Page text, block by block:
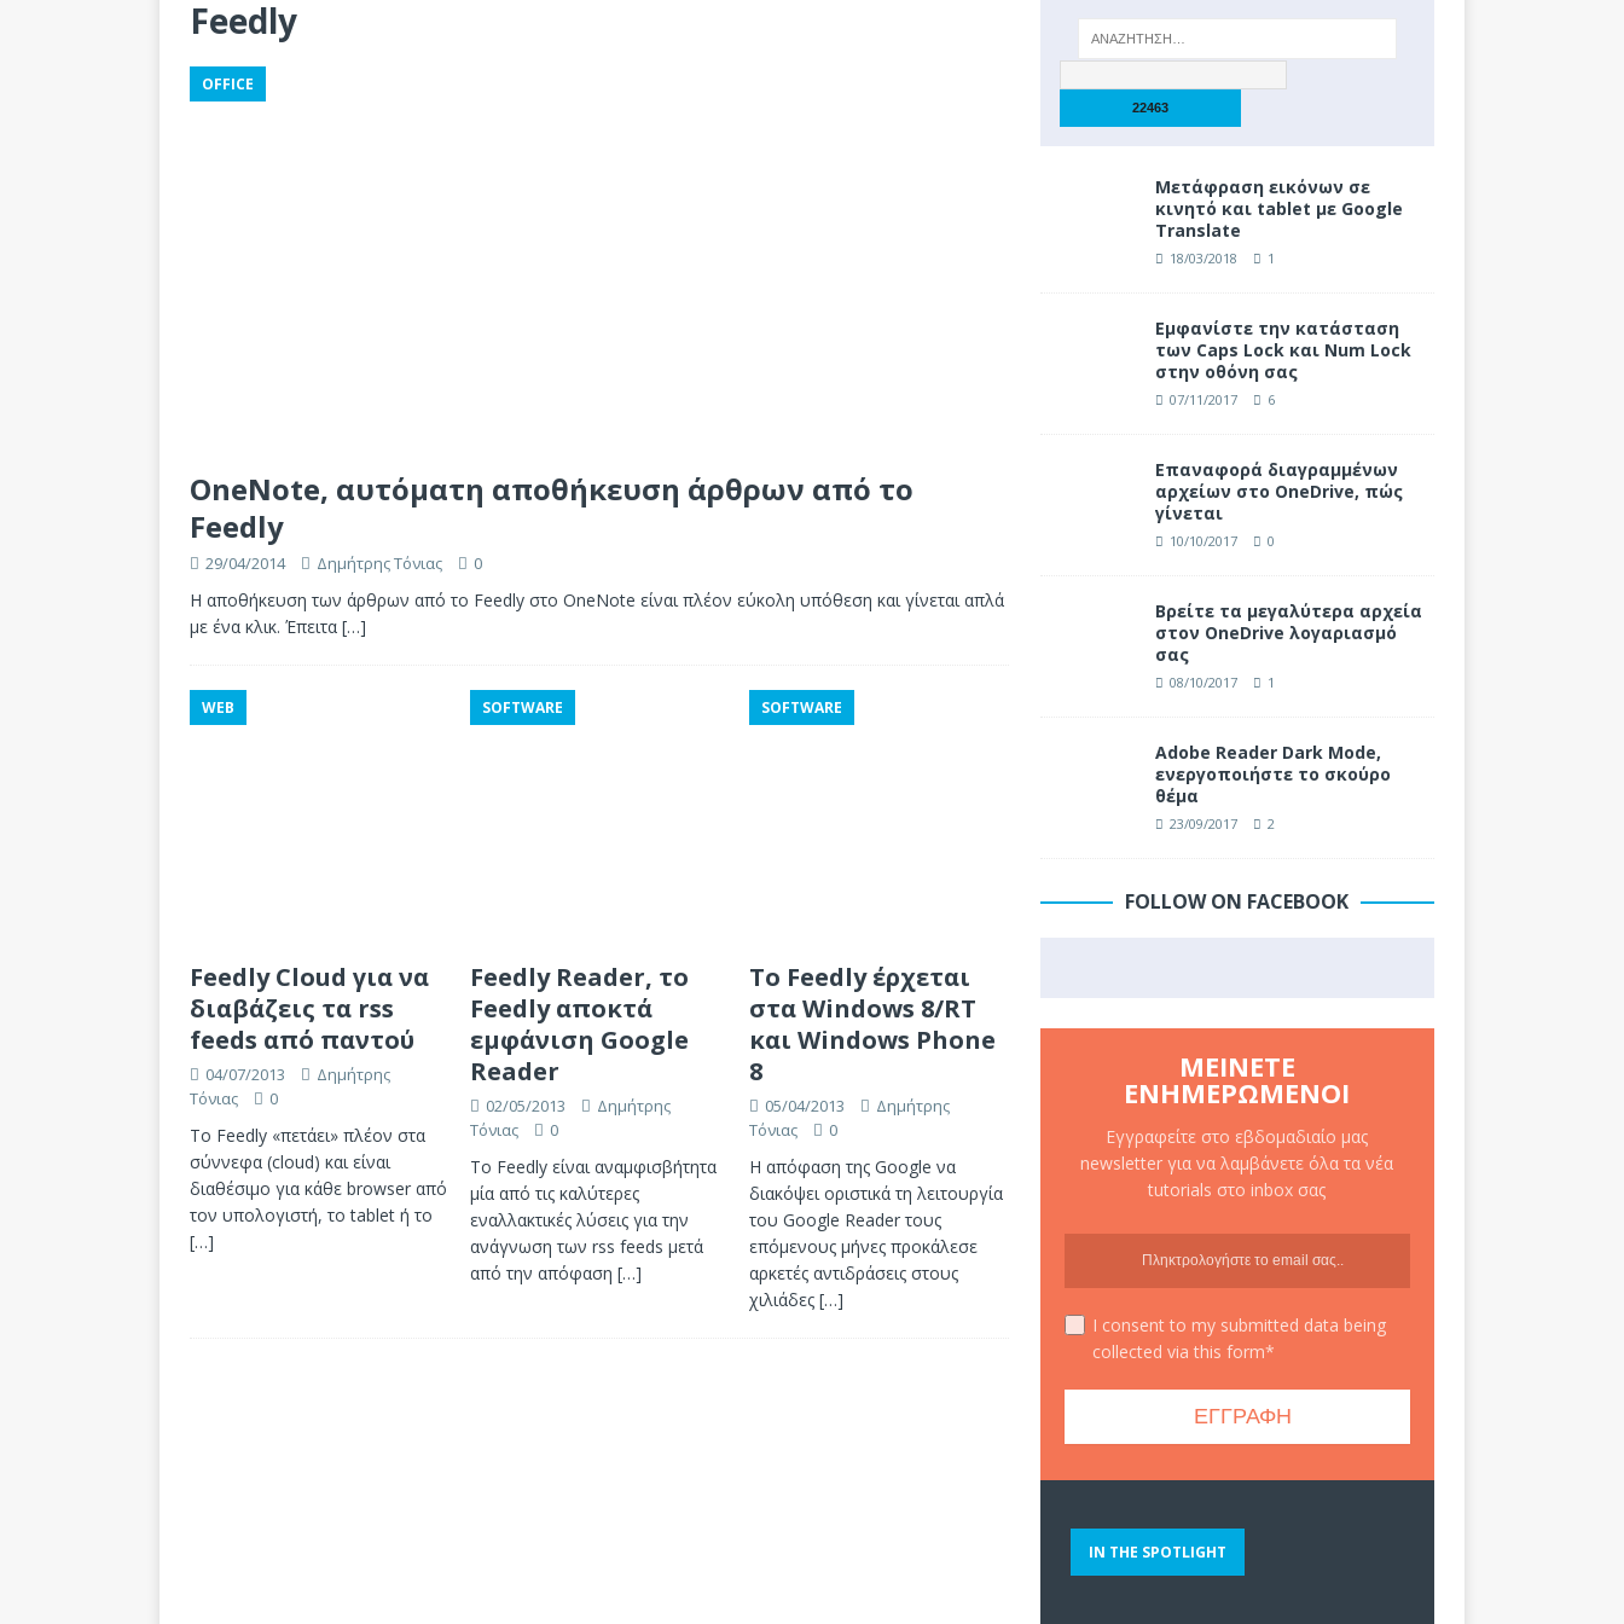
Feedly
OFFICE
OneNote, αυτόματη αποθήκευση άρθρων από το
Feedly
29/04/2014 Δημήτρης Τόνιας 0
Η αποθήκευση των άρθρων από το Feedly στο OneNote είναι πλέον εύκολη υπόθεση και γίνεται απλά
με ένα κλικ. Έπειτα […]
WEB
Feedly Cloud για να
διαβάζεις τα rss
feeds από παντού
04/07/2013
Δημήτρης
Τόνιας
0
Το Feedly «πετάει» πλέον στα
σύννεφα (cloud) και είναι
διαθέσιμο για κάθε browser από
τον υπολογιστή, το tablet ή το
[…]
SOFTWARE
Feedly Reader, το
Feedly αποκτά
εμφάνιση Google
Reader
02/05/2013
Δημήτρης
Τόνιας
0
Το Feedly είναι αναμφισβήτητα
μία από τις καλύτερες
εναλλακτικές λύσεις για την
ανάγνωση των rss feeds μετά
από την απόφαση […]
SOFTWARE
Το Feedly έρχεται
στα Windows 8/RT
και Windows Phone
8
05/04/2013
Δημήτρης
Τόνιας
0
Η απόφαση της Google να
διακόψει οριστικά τη λειτουργία
του Google Reader τους
επόμενους μήνες προκάλεσε
αρκετές αντιδράσεις στους
χιλιάδες[…]
Μετάφραση εικόνων σε
κινητό και tablet με Google
Translate
18/03/2018 1
Eμφανίστε την κατάσταση
των Caps Lock και Num Lock
στην οθόνη σας
07/11/2017 6
Επαναφορά διαγραμμένων
αρχείων στο OneDrive, πώς
γίνεται
10/10/2017 0
Βρείτε τα μεγαλύτερα αρχεία
στον OneDrive λογαριασμό
σας
08/10/2017 1
Adobe Reader Dark Mode,
ενεργοποιήστε το σκούρο
θέμα
23/09/2017 2
FOLLOW ON FACEBOOK
ΜΕΊΝΕΤΕ
ΕΝΗΜΕΡΩΜΈΝΟΙ
Εγγραφείτε στο εβδομαδιαίο μας
newsletter για να λαμβάνετε όλα τα νέα
tutorials στο inbox σας
I consent to my submitted data being
collected via this form*
IN THE SPOTLIGHT